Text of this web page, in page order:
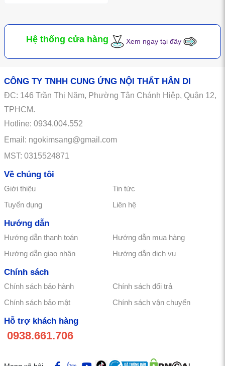
Hệ thống cửa hàng Xem ngay tại đây
CÔNG TY TNHH CUNG ỨNG NỘI THẤT HÂN DI
ĐC: 146 Trần Thị Năm, Phường Tân Chánh Hiệp, Quận 12,
TPHCM.
Hotline: 0934.004.552
Email: ngokimsang@gmail.com
MST: 0315524871
Về chúng tôi
Giới thiệu
Tin tức
Tuyển dụng
Liên hệ
Hướng dẫn
Hướng dẫn thanh toán
Hướng dẫn mua hàng
Hướng dẫn giao nhận
Hướng dẫn dịch vụ
Chính sách
Chính sách bảo hành
Chính sách đổi trả
Chính sách bảo mật
Chính sách vận chuyển
Hỗ trợ khách hàng
0938.661.706